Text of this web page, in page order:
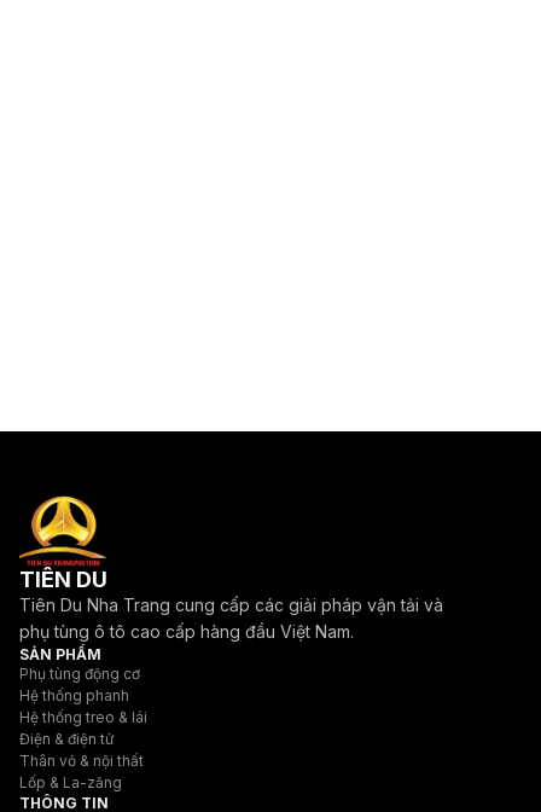
TIÊN DU
Tiên Du Nha Trang cung cấp các giải pháp vận tải và
phụ tùng ô tô cao cấp hàng đầu Việt Nam.
SẢN PHẨM
Phụ tùng động cơ
Hệ thống phanh
Hệ thống treo & lái
Điện & điện tử
Thân vỏ & nội thất
Lốp & La-zăng
THÔNG TIN